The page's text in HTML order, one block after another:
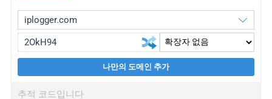
나만의 도메인 추가
추적 코드입니다